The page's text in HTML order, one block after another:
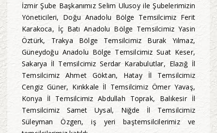
İzmir Şube Başkanımız Selim Ulusoy ile Şubelerimizin
Yöneticileri, Doğu Anadolu Bölge Temsilcimiz Ferit
Karakoca, İç Batı Anadolu Bölge Temsilcimiz Yasin
Öztürk, Trakya Bölge Temsilcimiz Burak Yılmaz,
Güneydoğu Anadolu Bölge Temsilcimiz Suat Keser,
Sakarya İl Temsilcimiz Serdar Karabulutlar, Elazığ İl
Temsilcimiz Ahmet Göktan, Hatay İl Temsilcimiz
Cengiz Güner, Kırıkkale İl Temsilcimiz Ömer Yavaş,
Konya İl Temsilcimiz Abdullah Toprak, Balıkesir İl
Temsilcimiz Samet Uysal, Niğde İl Temsilcimiz
Süleyman Özgen, iş yeri baştemsilcilerimiz ve